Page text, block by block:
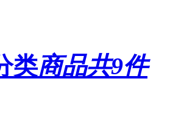
类商品共9件